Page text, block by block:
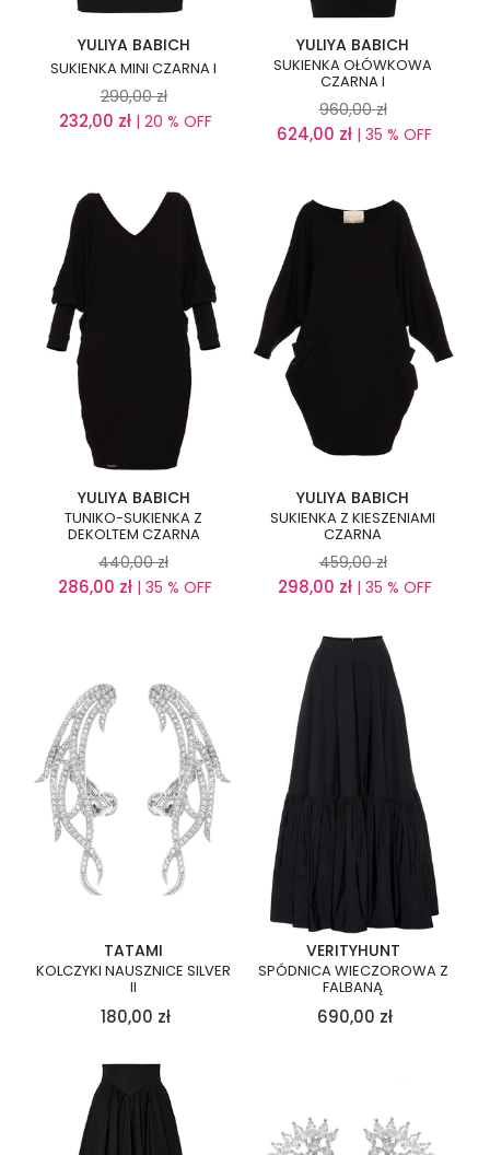
YULIYA BABICH
SUKIENKA MINI CZARNA I
290,00 zł
232,00 zł| 20 % OFF
YULIYA BABICH
SUKIENKA OŁÓWKOWA
CZARNA I
960,00 zł
624,00 zł | 35 % OFF
YULIYA BABICH
TUNIKO-SUKIENKA Z
DEKOLTEM CZARNA
440,00 zł
286,00 zł | 35 % OFF
YULIYA BABICH
SUKIENKA Z KIESZENIAMI
CZARNA
459,00 zł
298,00 zł| 35 % OFF
TATAMI
KOLCZYKI NAUSZNICE SILVER
II
180,00 zł
VERITYHUNT
SPÓDNICA WIECZOROWA Z
FALBANĄ
690,00 zł